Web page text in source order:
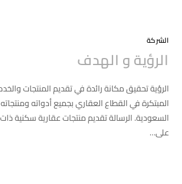
الشركة
الرؤية و الهدف
الرؤية تحقيق مكانة رائدة في تقديم المنتجات
المبتكرة في القطاع العقاري بجميع أدواته
السعودية. الرسالة تقديم منتجات عقارية سكنية
على…